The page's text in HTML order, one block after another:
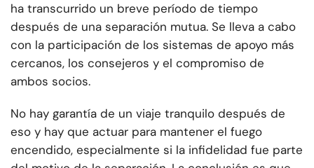
ha transcurrido un breve período de tiempo
después de una separación mutua. Se lleva a cabo
con la participación de los sistemas de apoyo más
cercanos, los consejeros y el compromiso de
ambos socios.
No hay garantía de un viaje tranquilo después de
eso y hay que actuar para mantener el fuego
encendido, especialmente si la infidelidad fue parte